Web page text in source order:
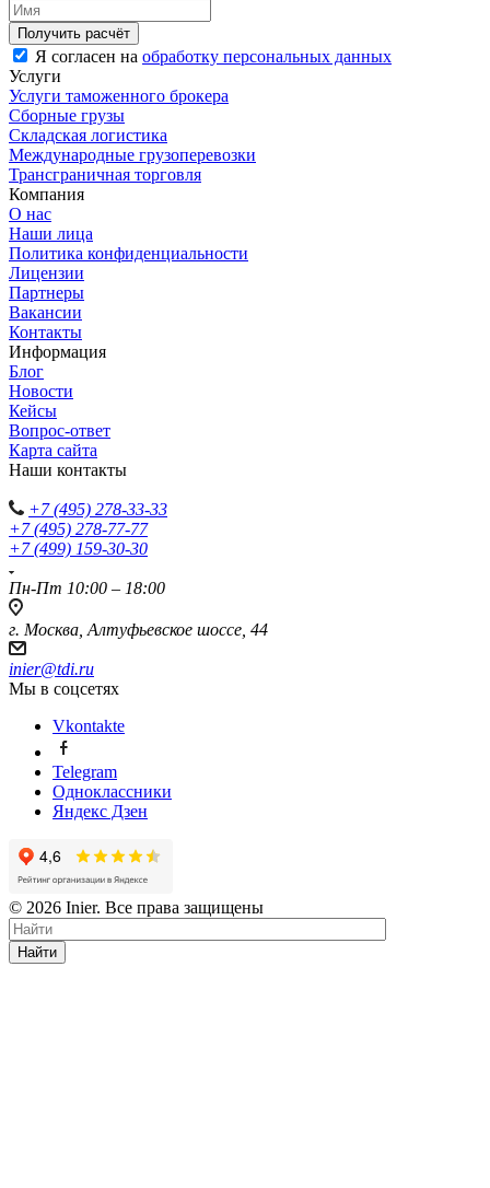
Я согласен на обработку персональных данных
Услуги
Услуги таможенного брокера
Сборные грузы
Складская логистика
Международные грузоперевозки
Трансграничная торговля
Компания
О нас
Наши лица
Политика конфиденциальности
Лицензии
Партнеры
Вакансии
Контакты
Информация
Блог
Новости
Кейсы
Вопрос-ответ
Карта сайта
Наши контакты
+7 (495) 278-33-33
+7 (495) 278-77-77
+7 (499) 159-30-30
Пн-Пт 10:00 – 18:00
г. Москва, Алтуфьевское шоссе, 44
inier@tdi.ru
Мы в соцсетях
Vkontakte
Telegram
Одноклассники
Яндекс Дзен
© 2026 Inier. Все права защищены
Найти